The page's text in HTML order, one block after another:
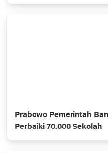
Prabowo Pemerintah
Perbaiki 70.000 Sekolah